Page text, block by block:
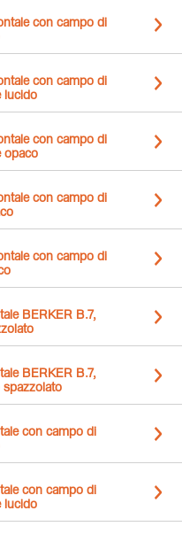
con campo di
con campo di
lucido
con campo di
opaco
con campo di
con campo di
BERKER B.7,
BERKER B.7,
spazzolato
con campo di
con campo di
lucido